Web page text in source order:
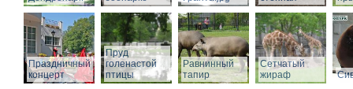
Праздничный
концерт
Пруд
голенастой
птицы
Равнинный
тапир
Сетчатый
жираф